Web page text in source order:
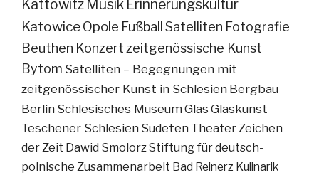
Kattowitz Musik Erinnerungskultur
KatowiceOpole FußballSatelliten Fotografie
Beuthen Konzertzeitgenössische Kunst
Bytom Satelliten – Begegnungen mit
zeitgenössischer Kunst in Schlesien Bergbau
Berlin Schlesisches MuseumGlas Glaskunst
Teschener Schlesien Sudeten TheaterZeichen
der Zeit Dawid SmolorzStiftung für deutsch-
polnische Zusammenarbeit Bad Reinerz Kulinarik